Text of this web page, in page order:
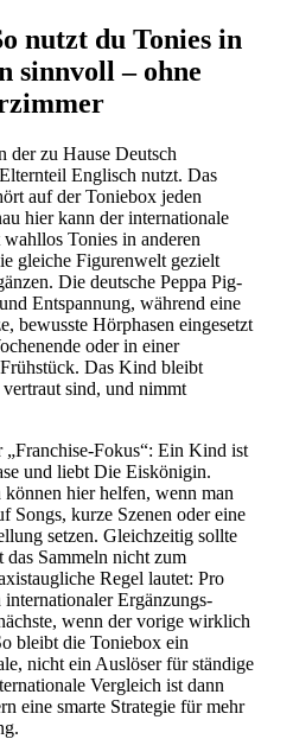
nutzt du Tonies in
sinnvoll – ohne
der zu Hause Deutsch
Englisch nutzt. Das
auf der Toniebox jeden
hier kann der internationale
Tonies in anderen
gleiche Figurenwelt gezielt
Die deutsche Peppa Pig-
Entspannung, während eine
bewusste Hörphasen eingesetzt
oder in einer
Das Kind bleibt
sind, und nimmt
Fokus“: Ein Kind ist
und liebt Die Eiskönigin.
hier helfen, wenn man
Songs, kurze Szenen oder eine
setzen. Gleichzeitig sollte
das Sammeln nicht zum
Regel lautet: Pro
Ergänzungs-
wenn der vorige wirklich
bleibt die Toniebox ein
nicht ein Auslöser für ständige
Vergleich ist dann
eine smarte Strategie für mehr